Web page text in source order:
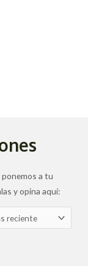
ponemos a tu
y opina aquí: